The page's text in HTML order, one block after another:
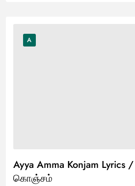
A
Ayya Amma Konjam
கொஞ்சம்